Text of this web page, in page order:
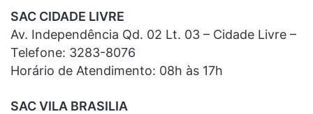
SAC CIDADE LIVRE
Av. Independência Qd. 02 Lt. 03 – Cidade Livre –
Telefone: 3283-8076
Horário de Atendimento: 08h às 17h
SAC VILA BRASILIA